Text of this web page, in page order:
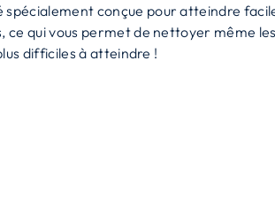
spécialement conçue pour atteindre
ce qui vous permet de nettoyer même les
difficiles à atteindre !